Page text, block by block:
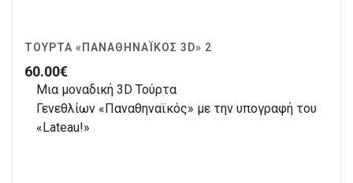
ΤΟΎΡΤΑ «ΠΑΝΑΘΗΝΑΪΚΌΣ 3D» 2
60.00€
Μια μοναδική 3D Τούρτα
Γενεθλίων «Παναθηναϊκός» με την υπογραφή του
«Lateau!»